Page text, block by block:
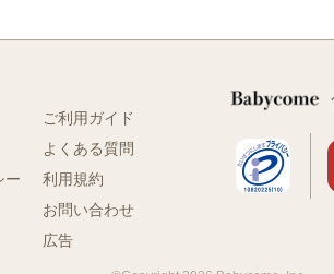
ー
ご利用ガイド
よくある質問
利用規約
お問い合わせ
広告